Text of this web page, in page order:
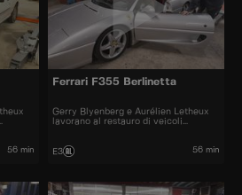
56 min
Ferrari F355 Berlinetta
Gerry Blyenberg e Aurélien Letheux
lavorano al restauro di veicoli
E3 56 min